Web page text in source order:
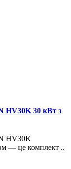
HV30K 30 кВт з
HV30K
— це комплект ..